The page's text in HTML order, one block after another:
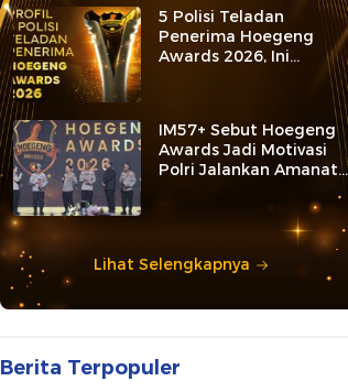
5 Polisi Teladan
Penerima Hoegeng
Awards 2026, Ini
Kategori dan Kiprahnya
IM57+ Sebut Hoegeng
Awards Jadi Motivasi
Polri Jalankan Amanat
Lihat Selengkapnya
Berita Terpopuler